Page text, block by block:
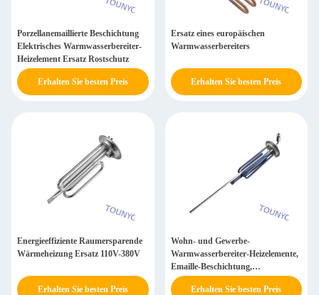
Porzellanemaillierte Beschichtung
Elektrisches Warmwasserbereiter-
Heizelement Ersatz Rostschutz
Erhalten Sie besten Preis
Ersatz eines europäischen
Warmwasserbereiters
Erhalten Sie besten Preis
Energieeffiziente Raumersparende
Wärmeheizung Ersatz 110V-380V
Erhalten Sie besten Preis
Wohn- und Gewerbe-
Warmwasserbereiter-Heizelemente,
Emaille-Beschichtung,
rostbeständig, langlebig
Erhalten Sie besten Preis